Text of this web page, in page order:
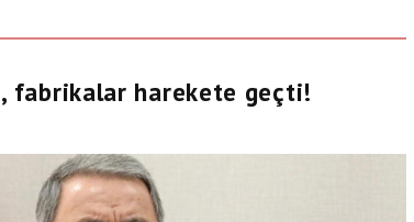
fabrikalar harekete geçti!